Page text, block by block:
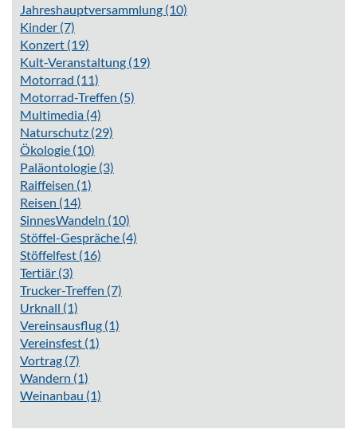
Jahreshauptversammlung (10)
Kinder (7)
Konzert (19)
Kult-Veranstaltung (19)
Motorrad (11)
Motorrad-Treffen (5)
Multimedia (4)
Naturschutz (29)
Ökologie (10)
Paläontologie (3)
Raiffeisen (1)
Reisen (14)
SinnesWandeln (10)
Stöffel-Gespräche (4)
Stöffelfest (16)
Tertiär (3)
Trucker-Treffen (7)
Urknall (1)
Vereinsausflug (1)
Vereinsfest (1)
Vortrag (7)
Wandern (1)
Weinanbau (1)